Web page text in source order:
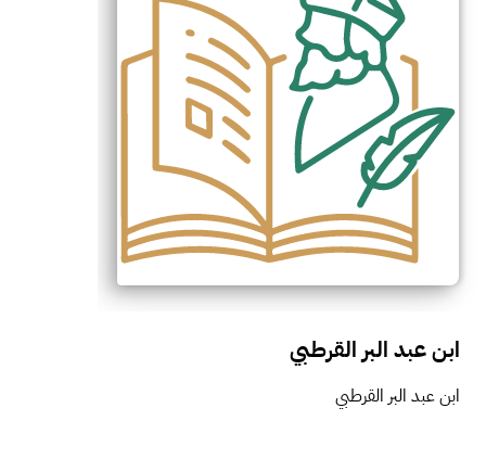
ابن عبد البر القرطبي
ابن عبد البر القرطبي